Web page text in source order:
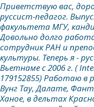
Приветствую вас,
руссист-педагог.
факультета МГУ,
Довольно долго
сотрудник РАН и
культуры. Теперь я -
Вьетнаме с 2006 г. (
179152855) Работаю в
Вунг Тау, Далате,
Ханое, в дельтах